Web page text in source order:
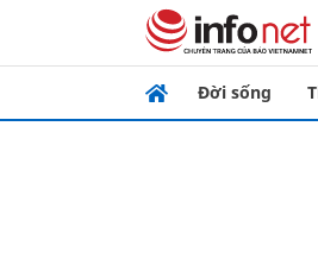
Đời sống